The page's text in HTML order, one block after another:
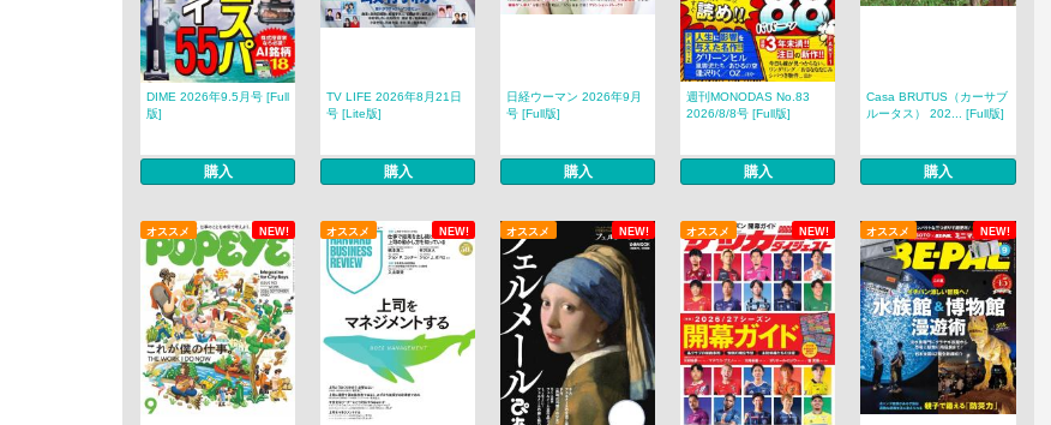
DIME 2026年9.5月号 [Full
版]
購入
TV LIFE 2026年8月21日
号 [Lite版]
購入
日経ウーマン 2026年9月
号 [Full版]
購入
週刊MONODAS No.83
2026/8/8号 [Full版]
購入
Casa BRUTUS（カーサブ
ルータス） 202... [Full版]
購入
NEW!
オススメ NEW!
オススメ NEW!
オススメ NEW!
オススメ NEW!
オススメ